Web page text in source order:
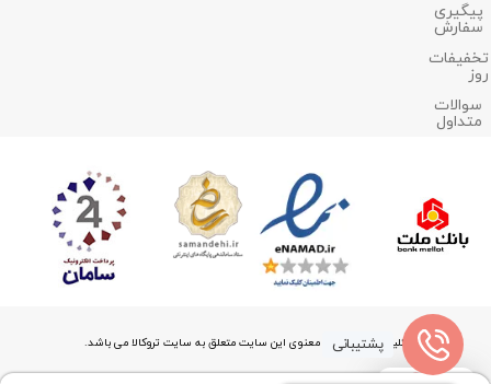
پیگیری
سفارش
تخفیفات
روز
سوالات
متداول
کلیه حقوق مادی و معنوی این سایت متعلق به سایت تروکالا می باشد.
پشتیبانی